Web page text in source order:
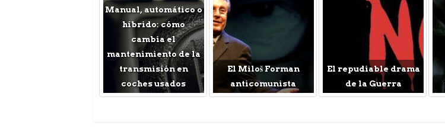
Manual, automático o
híbrido: cómo
cambia el
mantenimiento de la
transmisión en
coches usados
El Miloš Forman
anticomunista
El repudiable drama
de la Guerra